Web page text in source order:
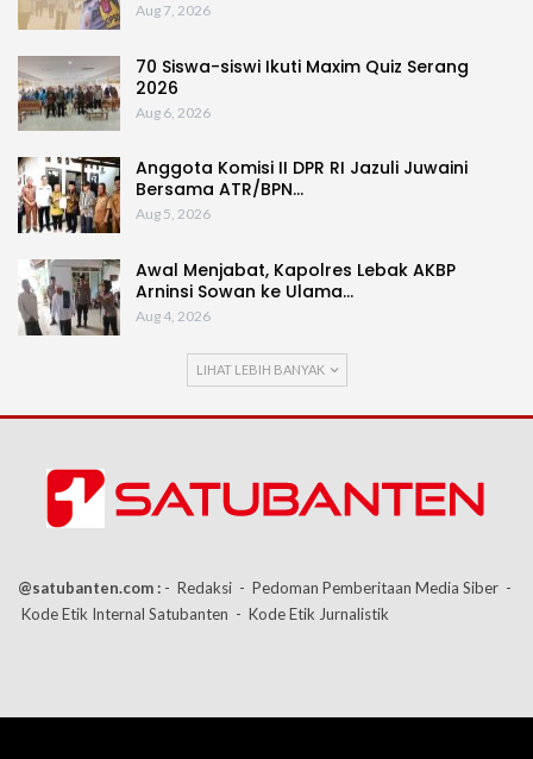
Aug 7, 2026
70 Siswa-siswi Ikuti Maxim Quiz Serang
2026
Aug 6, 2026
Anggota Komisi II DPR RI Jazuli Juwaini
Bersama ATR/BPN…
Aug 5, 2026
Awal Menjabat, Kapolres Lebak AKBP
Arninsi Sowan ke Ulama…
Aug 4, 2026
LIHAT LEBIH BANYAK
@satubanten.com : - Redaksi - Pedoman Pemberitaan Media Siber -
Kode Etik Internal Satubanten - Kode Etik Jurnalistik